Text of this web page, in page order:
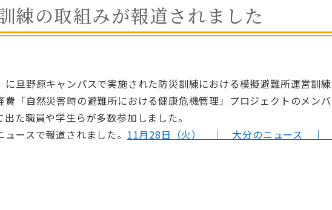
練の取組みが報道されました
旦野原キャンパスで実施された防災訓練における模擬避難所運営訓
「自然災害時の避難所における健康危機管理」プロジェクトのメン
た職員や学生らが多数参加しました。
ースで報道されました。 11月28日（火） ｜ 大分のニュース ｜